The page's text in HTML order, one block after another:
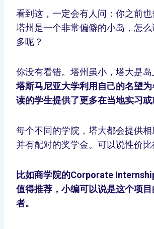
看到这，一定会有人问：你之前也
塔州是一个非常偏僻的小岛，怎
多呢？
你没有看错。塔州虽小，塔大是岛
塔斯马尼亚大学利用自己的名望
读的学生提供了更多在当地实习
每个不同的学院，塔大都会提供相
并有配对的奖学金。可以说性价比
比如商学院的Corporate
值得推荐，小编可以说是这个项
者。